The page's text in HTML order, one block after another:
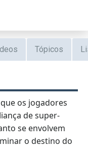
Tópicos
os jogadores
de super-
se envolvem
o destino do